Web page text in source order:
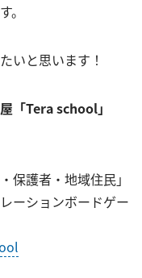
。
いと思います！
「Tera school」
保護者・地域住民」
ーションボードゲー